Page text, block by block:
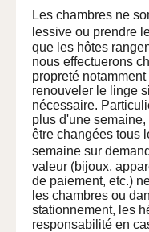
Les chambres ne
lessive ou prendre
que les hôtes
nous effectuerons
propreté
renouveler le linge
nécessaire.
plus d'une
être changées tous
semaine sur
valeur (bijoux,
de paiement, etc.)
les chambres ou
stationnement, les
responsabilité en